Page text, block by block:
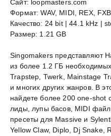
Сайт: loopmasters.com
Формат: WAV, MIDI, REX,
Качество: 24 bit | 44.1 kHz |
Размер: 1.21 GB
Singomakers представляют
из более 1.2 ГБ
Trapstep, Twerk, Mainstage
и многих других жанров. В
найдете более 200 one-shot
лиды, лупы басов, MIDI
пресеты для Massive и
Yellow Claw, Diplo, Dj Snake,